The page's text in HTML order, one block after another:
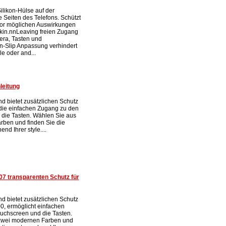
Hülse auf der
Seiten des Telefons. Schützt
möglichen Auswirkungen
freien Zugang
Tasten und
Slip Anpassung verhindert
oder and...
bietet zusätzlichen Schutz
einfachen Zugang zu den
Tasten. Wählen Sie aus
und finden Sie die
Ihrer style....
transparenten Schutz für
bietet zusätzlichen Schutz
ermöglicht einfachen
und die Tasten.
modernen Farben und